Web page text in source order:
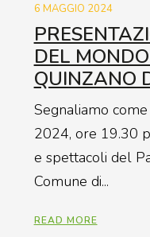
6 MAGGIO 2024
DEL
QUINZANO
Segnaliamo
2024, ore 19.30
e spettacoli del
Comune di...
READ MORE